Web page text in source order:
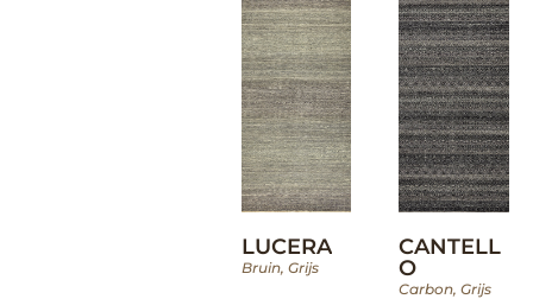
LUCERA
Bruin, Grijs
CANTELL
O
Carbon,Grijs